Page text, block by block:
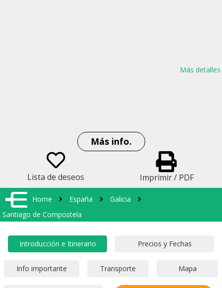
Más detalles
Más info.
Lista de deseos Imprimir / PDF
Home España
Galicia
Santiago de Compostela